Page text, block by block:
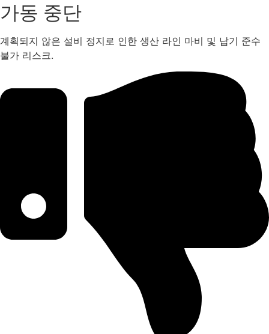
가동 중단
계획되지 않은 설비 정지로 인한 생산 라인 마비 및 납기 준수
불가 리스크.